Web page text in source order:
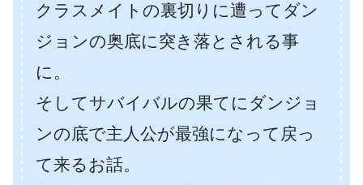
クラスメイトの裏切りに遭ってダン
ジョンの奥底に突き落とされる事
に。
そしてサバイバルの果てにダンジョ
ンの底で主人公が最強になって戻っ
て来るお話。